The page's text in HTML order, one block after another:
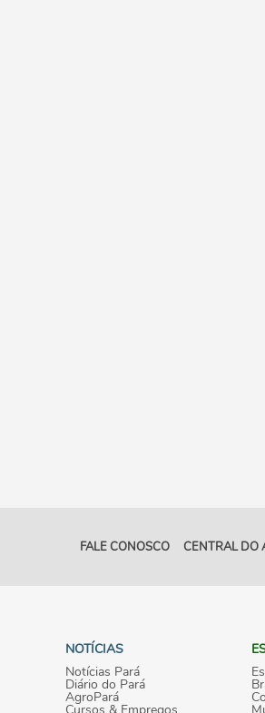
FALE CONOSCO CENTRAL DO
NOTÍCIAS
Notícias Pará
Diário do Pará
AgroPará
Cursos & Empregos